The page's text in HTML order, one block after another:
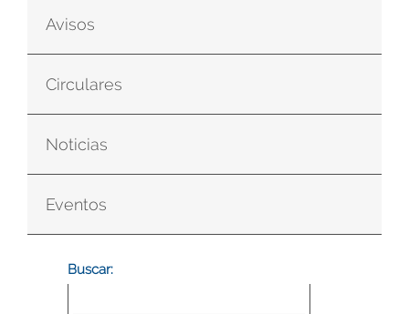
Avisos
Circulares
Noticias
Eventos
Buscar: